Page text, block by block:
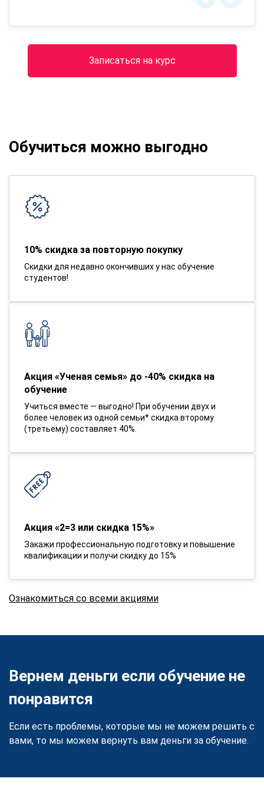
Записаться на курс
Обучиться можно выгодно
10% скидка за повторную покупку
Скидки для недавно окончивших у нас обучение
студентов!
Акция «Ученая семья» до -40% скидка на
обучение
Учиться вместе — выгодно! При обучении двух и
более человек из одной семьи* скидка второму
(третьему) составляет 40%.
Акция «2=3 или скидка 15%»
Закажи профессиональную подготовку и повышение
квалификации и получи скидку до 15%
Ознакомиться со всеми акциями
Вернем деньги если обучение не
понравится
Если есть проблемы, которые мы не можем решить с
вами, то мы можем вернуть вам деньги за обучение.